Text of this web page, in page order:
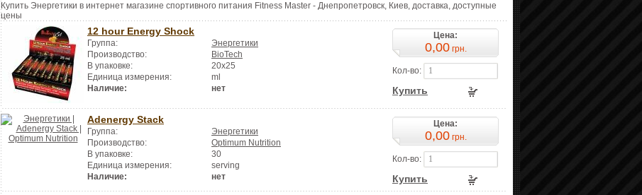
Купить Энергетики в интернет магазине спортивного питания Fitness Master - Днепропетровск, Киев, доставка, доступные
цены
12 hour Energy Shock
Группа:
Энергетики
Производство:
BioTech
В упаковке:
20x25
Единица измерения:
ml
Наличие:
нет
Цена:
0,00грн.
Кол-во:
Купить
Adenergy Stack
Группа:
Энергетики
Производство:
Optimum Nutrition
В упаковке:
30
Единица измерения:
serving
Наличие:
нет
Цена:
0,00грн.
Кол-во:
Купить